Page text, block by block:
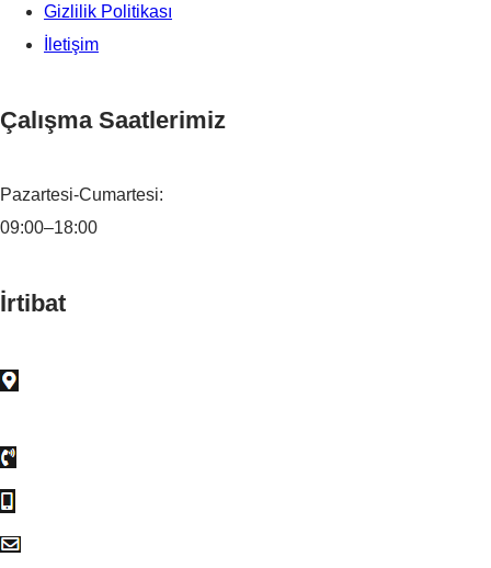
Gizlilik Politikası
İletişim
Çalışma Saatlerimiz
Pazartesi-Cumartesi:
09:00–18:00
İrtibat